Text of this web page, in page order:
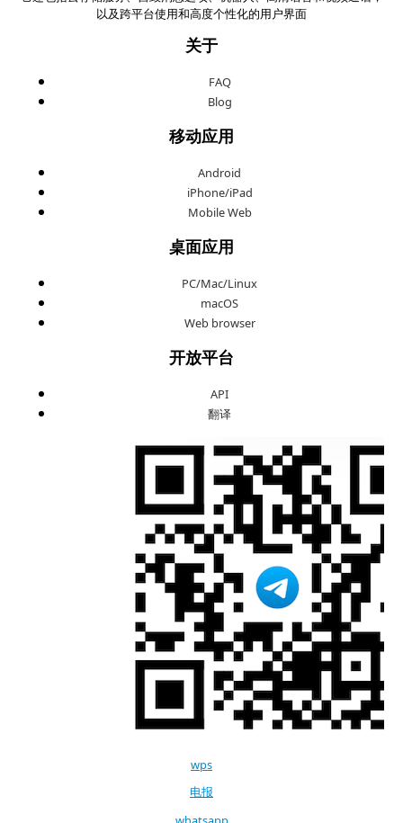
以及跨平台使用和高度个性化的用户界面
关于
FAQ
Blog
移动应用
Android
iPhone/iPad
Mobile Web
桌面应用
PC/Mac/Linux
macOS
Web browser
开放平台
API
翻译
wps
电报